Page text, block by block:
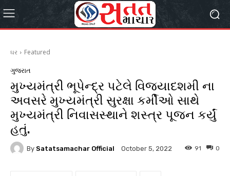
ઘર Featured
ગુજરાત
મુખ્યમંત્રી ભૂપેન્દ્ર પટેલે વિજયાદશમી ના
અવસરે મુખ્યમંત્રી સુરક્ષા કર્મીઓ સાથે
મુખ્યમંત્રી નિવાસસ્થાને શસ્ત્ર પૂજન કર્યું
હતું.
By Satatsamachar Official October 5, 2022 0
91